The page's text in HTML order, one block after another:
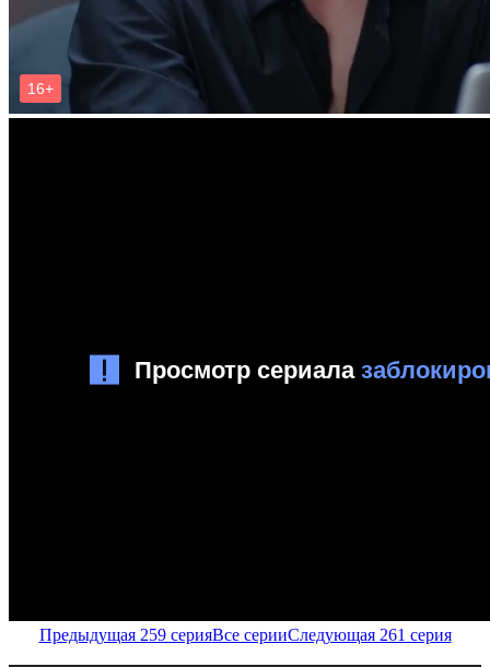
Предыдущая 259 серияВсе серииСледующая 261 серия